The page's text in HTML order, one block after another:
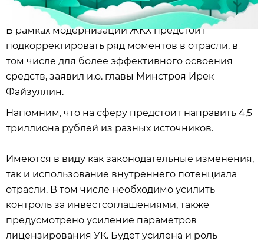
В рамках модернизации ЖКХ предстоит
подкорректировать ряд моментов в отрасли, в
том числе для более эффективного освоения
средств, заявил и.о. главы Минстроя Ирек
Файзуллин.
Напомним, что на сферу предстоит направить 4,5
триллиона рублей из разных источников.
Имеются в виду как законодательные изменения,
так и использование внутреннего потенциала
отрасли. В том числе необходимо усилить
контроль за инвестсоглашениями, также
предусмотрено усиление параметров
лицензирования УК. Будет усилена и роль